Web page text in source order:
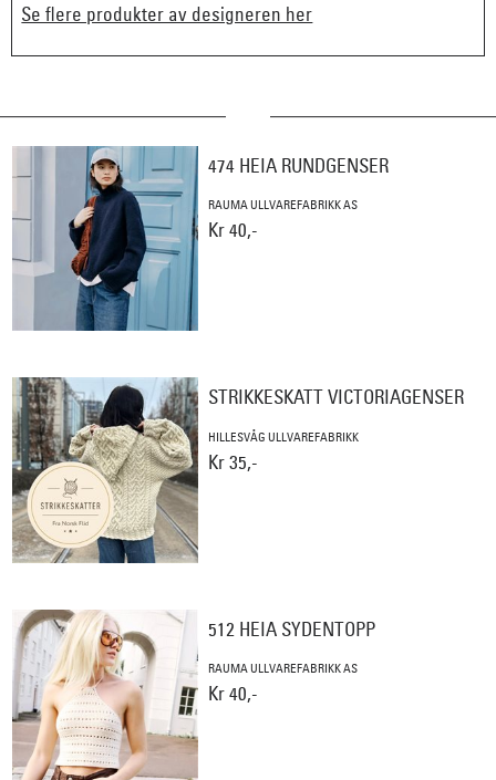
Se flere produkter av designeren her
474 HEIA RUNDGENSER
RAUMA ULLVAREFABRIKK AS
Kr 40,-
STRIKKESKATT VICTORIAGENSER
HILLESVÅG ULLVAREFABRIKK
Kr 35,-
512 HEIA SYDENTOPP
RAUMA ULLVAREFABRIKK AS
Kr 40,-